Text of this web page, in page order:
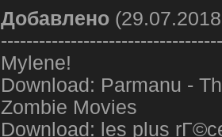
Добавлено
Mylene!
Download: Parmanu -
Zombie Movies
Download: les plus